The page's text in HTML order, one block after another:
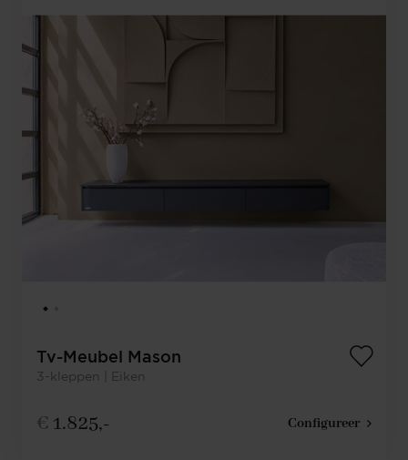
Tv-Meubel Mason
3-kleppen | Eiken
€ 1.825,- Configureer